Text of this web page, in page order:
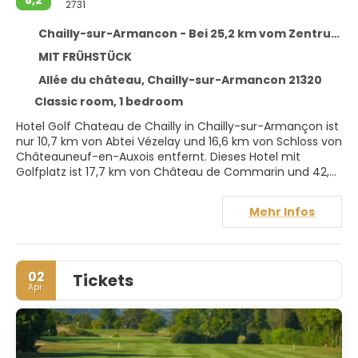
2731
Chailly-sur-Armancon - Bei 25,2 km vom Zentrum entfernt
MIT FRÜHSTÜCK
Allée du château, Chailly-sur-Armancon 21320
Classic room, 1 bedroom
Hotel Golf Chateau de Chailly in Chailly-sur-Armançon ist
nur 10,7 km von Abtei Vézelay und 16,6 km von Schloss von
Châteauneuf-en-Auxois entfernt. Dieses Hotel mit
Golfplatz ist 17,7 km von Château de Commarin und 42,3
Nimm dir Zeit, um dich im Wellnessbereich verwöhnen zu
lassen. Während die Golfspieler der Familie auf den
Golfplatz gehen, kannst du folgende Freizeitmöglichkeiten
ausprobieren: Whirlpool und Tennisplatz im Freien. Dieses
Hotel bietet auch kostenloses WLAN, ein Concierge-
Service und Babysitting (gegen Gebühr). Ziele in der
Umgebung erreichst du mit dem Shuttle (gegen Gebühr).
Fühl dich in den 45 Zimmern, die individuell ausgestattet
sind und Minibar und einen Flachbildfernseher bieten, wie
Mehr Infos
02
Apr. Tickets